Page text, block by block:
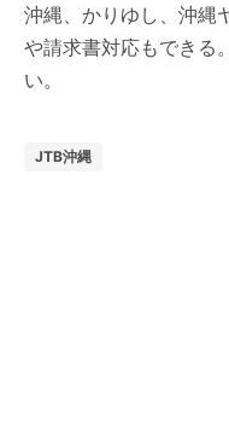
沖縄、かりゆし、沖縄
や請求書対応もできる
い。
JTB沖縄